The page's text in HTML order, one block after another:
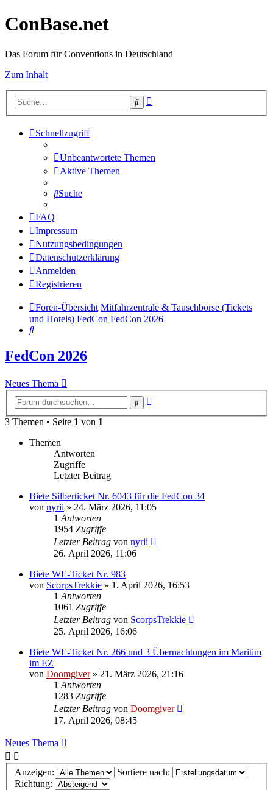
ConBase.net
Das Forum für Conventions in Deutschland
Zum Inhalt
Suche
Schnellzugriff
Unbeantwortete Themen
Aktive Themen
Suche
FAQ
Impressum
Nutzungsbedingungen
Datenschutzerklärung
Anmelden
Registrieren
Foren-Übersicht Mitfahrzentrale & Tauschbörse (Tickets
und Hotels) FedCon FedCon 2026
Suche
FedCon 2026
Neues Thema
Suche
3 Themen • Seite 1 von 1
Themen
Antworten
Zugriffe
Letzter Beitrag
Biete Silberticket Nr. 6043 für die FedCon 34
von nyrii » 24. März 2026, 11:05
1 Antworten
1954 Zugriffe
Letzter Beitrag von nyrii
26. April 2026, 11:06
Biete WE-Ticket Nr. 983
von ScorpsTrekkie » 1. April 2026, 16:53
1 Antworten
1061 Zugriffe
Letzter Beitrag von ScorpsTrekkie
25. April 2026, 16:06
Biete WE-Ticket Nr. 266 und 3 Übernachtungen im Maritim
im EZ
von Doomgiver» 21. März 2026, 21:16
1 Antworten
1283 Zugriffe
Letzter Beitrag von Doomgiver
17. April 2026, 08:45
Neues Thema
Anzeigen:
Sortiere nach:
Richtung: